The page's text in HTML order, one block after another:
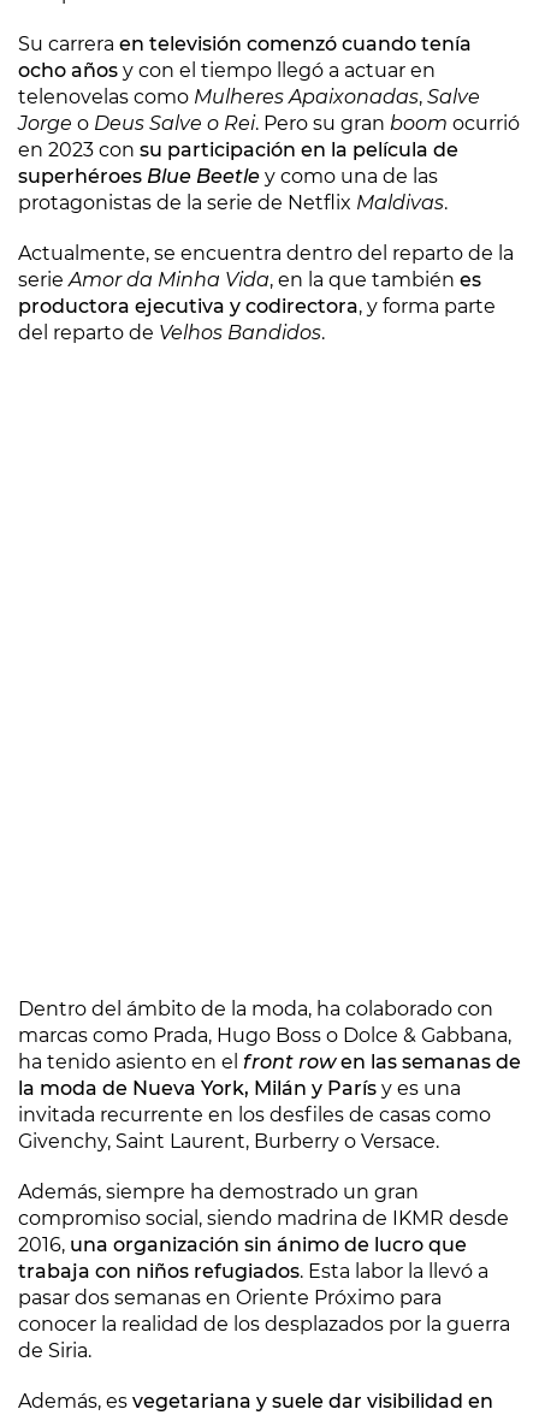
Su carrera en televisión comenzó cuando tenía
ocho años y con el tiempo llegó a actuar en
telenovelas como Mulheres Apaixonadas, Salve
Jorge o Deus Salve o Rei. Pero su gran boom ocurrió
en 2023 con su participación en la película de
superhéroes Blue Beetle y como una de las
protagonistas de la serie de Netflix Maldivas.
Actualmente, se encuentra dentro del reparto de la
serieAmor da Minha Vida, en la que también es
productora ejecutiva y codirectora, y forma parte
del reparto de Velhos Bandidos.
Dentro del ámbito de la moda, ha colaborado con
marcas como Prada, Hugo Boss o Dolce & Gabbana,
ha tenido asiento en el front rowen las semanas de
la moda de Nueva York, Milán y París y es una
invitada recurrente en los desfiles de casas como
Givenchy, Saint Laurent, Burberry o Versace.
Además, siempre ha demostrado un gran
compromiso social, siendo madrina de IKMR desde
2016, una organización sin ánimo de lucro que
trabaja con niños refugiados. Esta labor la llevó a
pasar dos semanas en Oriente Próximo para
conocer la realidad de los desplazados por la guerra
de Siria.
Además, es vegetariana y suele dar visibilidad en